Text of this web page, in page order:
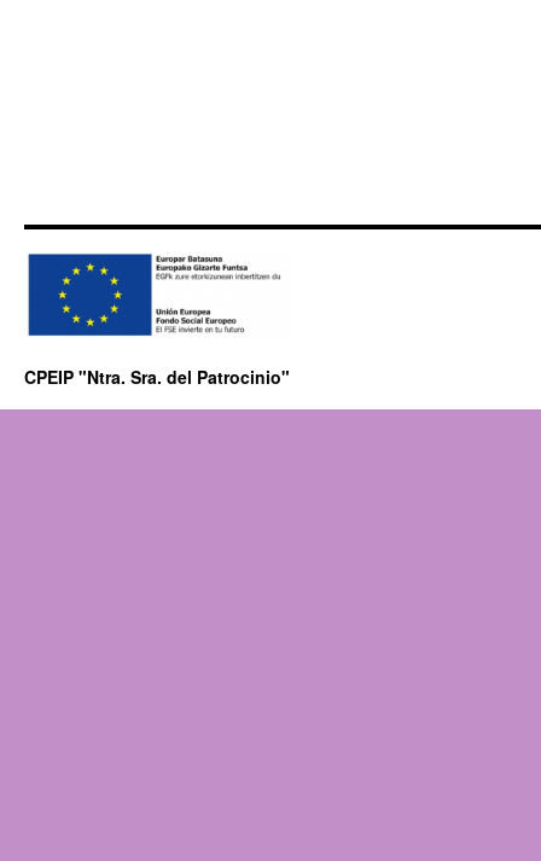
CPEIP "Ntra. Sra. del Patrocinio"